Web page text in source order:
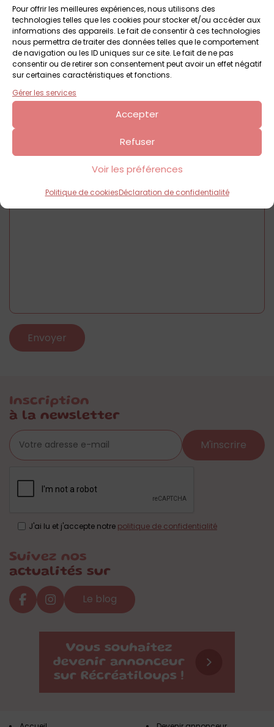
Pour offrir les meilleures expériences, nous utilisons des
technologies telles que les cookies pour stocker et/ou accéder aux
informations des appareils. Le fait de consentir à ces technologies
nous permettra de traiter des données telles que le comportement
de navigation ou les ID uniques sur ce site. Le fait de ne pas
consentir ou de retirer son consentement peut avoir un effet négatif
sur certaines caractéristiques et fonctions.
Gérer les services
Accepter
Refuser
Voir les préférences
Politique de cookiesDéclaration de confidentialité
Prénom et nom*
Adresse e-mail*
Inscription
à la newsletter
M'inscrire
J'ai lu et j'accepte notre politique de confidentialité
Suivez nos
actualités sur
Le blog